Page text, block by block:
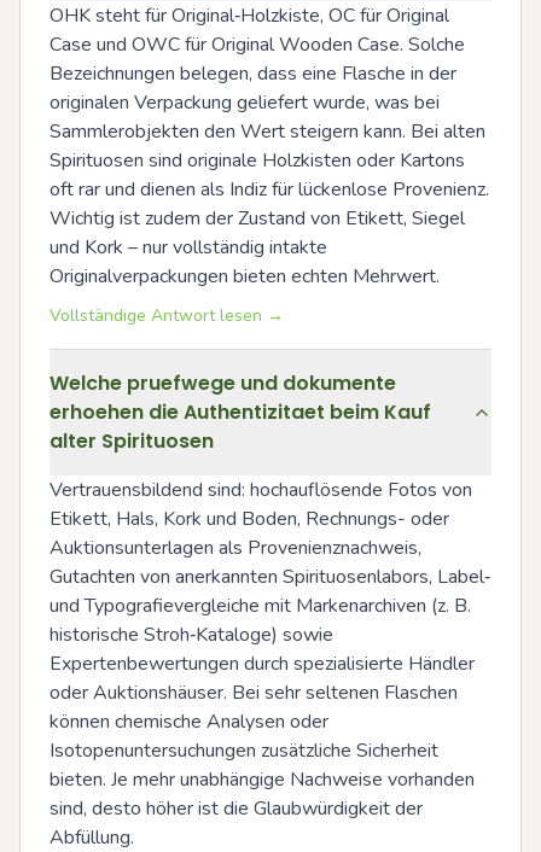
OHK steht für Original‑Holzkiste, OC für Original
Case und OWC für Original Wooden Case. Solche
Bezeichnungen belegen, dass eine Flasche in der
originalen Verpackung geliefert wurde, was bei
Sammlerobjekten den Wert steigern kann. Bei alten
Spirituosen sind originale Holzkisten oder Kartons
oft rar und dienen als Indiz für lückenlose Provenienz.
Wichtig ist zudem der Zustand von Etikett, Siegel
und Kork – nur vollständig intakte
Originalverpackungen bieten echten Mehrwert.
Vollständige Antwort lesen →
Welche pruefwege und dokumente
erhoehen die Authentizitaet beim Kauf
alter Spirituosen
Vertrauensbildend sind: hochauflösende Fotos von
Etikett, Hals, Kork und Boden, Rechnungs- oder
Auktionsunterlagen als Provenienznachweis,
Gutachten von anerkannten Spirituosenlabors, Label‑
und Typografievergleiche mit Markenarchiven (z. B.
historische Stroh‑Kataloge) sowie
Expertenbewertungen durch spezialisierte Händler
oder Auktionshäuser. Bei sehr seltenen Flaschen
können chemische Analysen oder
Isotopenuntersuchungen zusätzliche Sicherheit
bieten. Je mehr unabhängige Nachweise vorhanden
sind, desto höher ist die Glaubwürdigkeit der
Abfüllung.